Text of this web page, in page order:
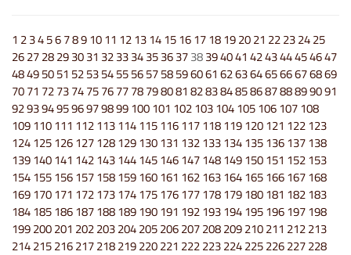
1 234567891011 12131415161718192021 22232425
262728293031 32333435363738394041 424344454647
48495051 52535455565758596061 6263646566676869
7071 72737475767778798081 82838485868788899091
9293949596979899100101 102103104105106107108
109110111 112113114115116117118119120121 122123
124125126127128129130131 132133134135136137138
139140141 142143144145146147148149150151 152153
154155156157158159160161 162163164165166167168
169170171 172173174175176177178179180181 182183
184185186187188189190191 192193194195196197198
199200201 202203204205206207208209210211 212213
214215216217218219220221 222223224225226227228